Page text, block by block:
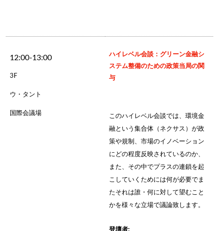
12:00-13:00
3F
ウ・タント
国際会議場
ハイレベル会談：グリーン金融シ
ステム整備のための政策当局の関
与
このハイレベル会談では、環境金
融という集合体（ネクサス）が政
策や規制、市場のイノベーション
にどの程度反映されているのか、
また、その中でプラスの連鎖を起
こしていくためには何が必要でま
たそれは誰・何に対して望むこと
かを様々な立場で議論致します。